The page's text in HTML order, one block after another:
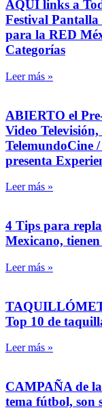
AQUÍ links a
Festival Pantalla
para la RED
Categorías
Leer más »
ABIERTO el
Video
TelemundoCine
presenta
Leer más »
4 Tips para
Mexicano,
Leer más »
Top 10 de
Leer más »
CAMPAÑA de
tema fútbol, son